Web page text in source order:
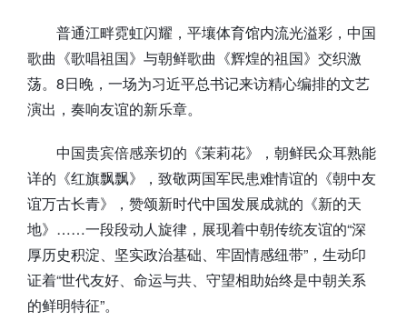
普通江畔霓虹闪耀，平壤体育馆内流光溢彩，中国
歌曲《歌唱祖国》与朝鲜歌曲《辉煌的祖国》交织激
荡。8日晚，一场为习近平总书记来访精心编排的文艺
演出，奏响友谊的新乐章。
中国贵宾倍感亲切的《茉莉花》，朝鲜民众耳熟能
详的《红旗飘飘》，致敬两国军民患难情谊的《朝中友
谊万古长青》，赞颂新时代中国发展成就的《新的天
地》……一段段动人旋律，展现着中朝传统友谊的“深
厚历史积淀、坚实政治基础、牢固情感纽带”，生动印
证着“世代友好、命运与共、守望相助始终是中朝关系
的鲜明特征”。